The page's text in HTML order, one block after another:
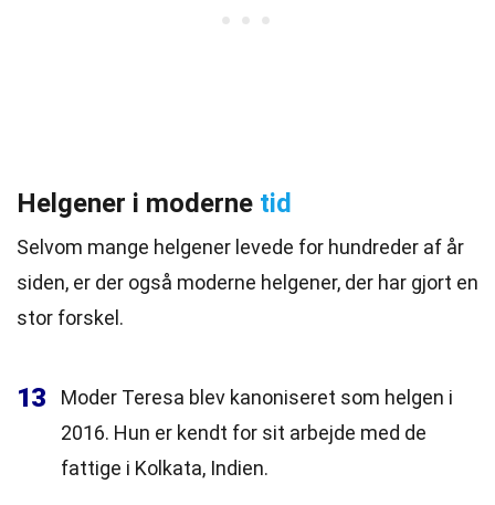
Helgener i moderne tid
Selvom mange helgener levede for hundreder af år
siden, er der også moderne helgener, der har gjort en
stor forskel.
13
Moder Teresa blev kanoniseret som helgen i
2016. Hun er kendt for sit arbejde med de
fattige i Kolkata, Indien.